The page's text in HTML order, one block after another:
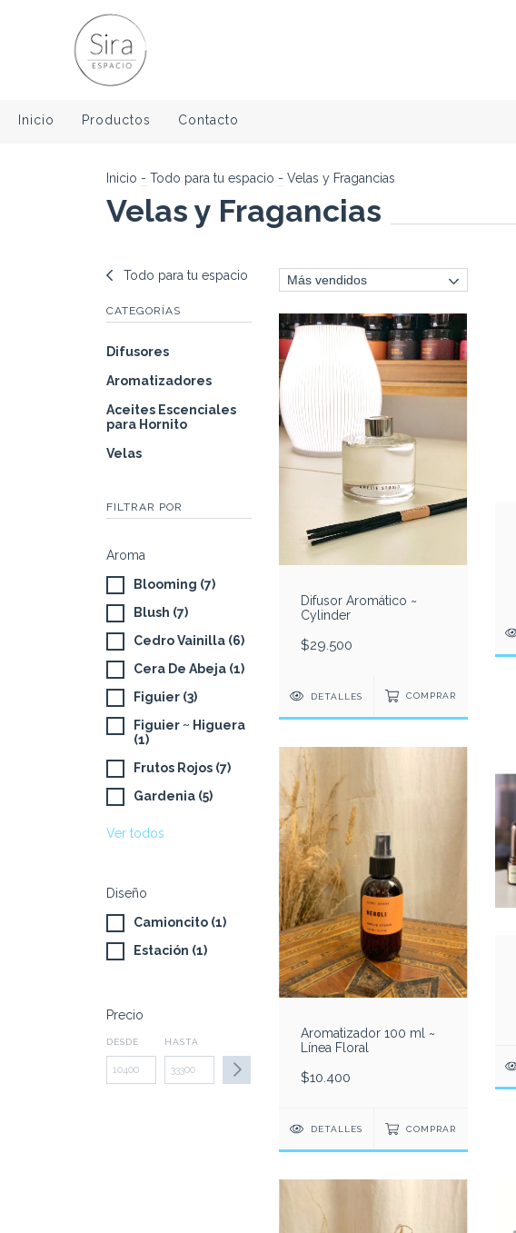
Inicio Productos Contacto
Inicio - Todo para tu espacio - Velas y Fragancias
Velas y Fragancias
Todo para tu espacio
CATEGORÍAS
Difusores
Aromatizadores
Aceites Escenciales
para Hornito
Velas
FILTRAR POR
Aroma
Blooming (7)
Blush (7)
Cedro Vainilla (6)
Cera De Abeja (1)
Figuier (3)
Figuier ~ Higuera
(1)
Frutos Rojos (7)
Gardenia (5)
Ver todos
Diseño
Camioncito (1)
Estación (1)
Precio
DESDE HASTA
Difusor Aromático ~
Cylinder
$29.500
DETALLES COMPRAR
Aromatizador 100 ml ~
Línea Floral
$10.400
DETALLES COMPRAR